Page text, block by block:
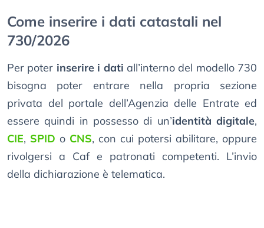
Come inserire i dati catastali nel
730/2026
Per poter inserire i dati all’interno del modello 730
bisogna poter entrare nella propria sezione
privata del portale dell’Agenzia delle Entrate ed
essere quindi in possesso di un’identità digitale,
CIE, SPID o CNS, con cui potersi abilitare, oppure
rivolgersi a Caf e patronati competenti. L’invio
della dichiarazione è telematica.